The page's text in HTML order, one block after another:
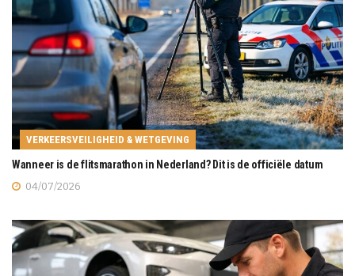
VERKEERSVEILIGHEID & WETGEVING
Wanneer is de flitsmarathon in Nederland? Dit is de officiële datum
04/07/2026